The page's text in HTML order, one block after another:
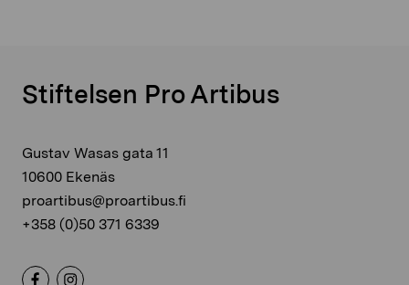
Stiftelsen Pro Artibus
Gustav Wasas gata 11
10600 Ekenäs
proartibus@proartibus.fi
+358 (0)50 371 6339